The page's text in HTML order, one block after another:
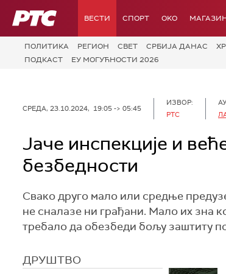
РТС ВЕСТИ СПОРТ OKO
ПОЛИТИКА РЕГИОН СВЕТ СРБИЈА ДАНАС
ПОДКАСТ
ЕУ МОГУЋНОСТИ 2026
СРЕДА, 23.10.2024, 19:05 -> 05:45
ИЗВОР:
РТС
Јаче инспекције и
безбедности
Свако друго мало или средње
не сналазе ни грађани. Мало их зна
требало да обезбеди бољу заштиту
ДРУШТВО